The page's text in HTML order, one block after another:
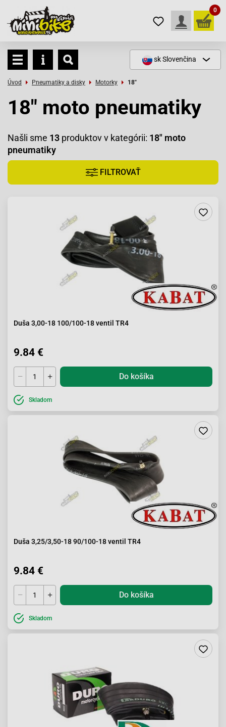
0
skSlovenčina
Úvod Pneumatiky a disky Motorky 18"
18" moto pneumatiky
Našli sme 13 produktov v kategórii: 18" moto
pneumatiky
FILTROVAŤ
Duša 3,00-18 100/100-18 ventil TR4
9.84 €
Do košíka
Skladom
Duša 3,25/3,50-18 90/100-18 ventil TR4
9.84 €
Do košíka
Skladom